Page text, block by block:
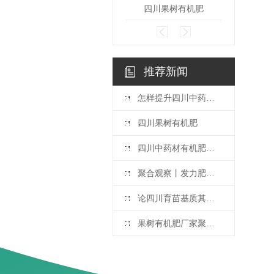
四川果树有机肥
推荐新闻
怎样提升四川中药材品质的有效途径：有机肥的应用探索
四川果树有机肥
四川中药材有机肥聚合解答土地肥力持续降的问题？
聚合观察丨发力肥料外调大省，四川有机肥领域还有空间
论四川育苗基质其中的重要性及必要性
果树有机肥厂家聚合教你辨别水溶肥的方法